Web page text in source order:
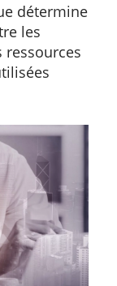
détermine
les
ressources